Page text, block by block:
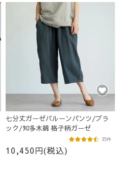
七分丈ガーゼバルーンパンツ/ブラ
ック/知多木綿 格子柄ガーゼ
10,450円(税込)
35件